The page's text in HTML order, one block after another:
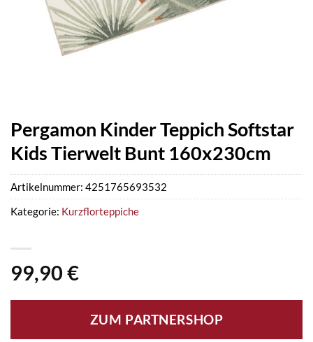
Pergamon Kinder Teppich Softstar
Kids Tierwelt Bunt 160x230cm
99,90 €
ZUM PARTNERSHOP
Artikelnummer: 4251765693532
Kategorie: Kurzflorteppiche